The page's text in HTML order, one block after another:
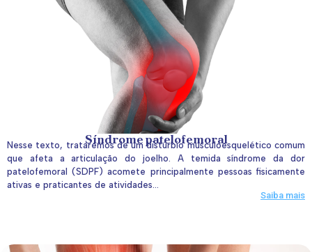
Síndrome patelofemoral
Nesse texto, trataremos de um distúrbio musculoesquelético comum
que afeta a articulação do joelho. A temida síndrome da dor
patelofemoral (SDPF) acomete principalmente pessoas fisicamente
ativas e praticantes de atividades...
Saiba mais